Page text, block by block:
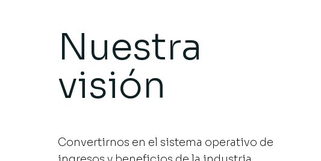
Nuestra
visión
Convertirnos en el sistema operativo de